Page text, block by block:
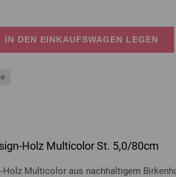
IN DEN EINKAUFSWAGEN LEGEN
Holz Multicolor St. 5,0/80cm
Multicolor aus nachhaltigem